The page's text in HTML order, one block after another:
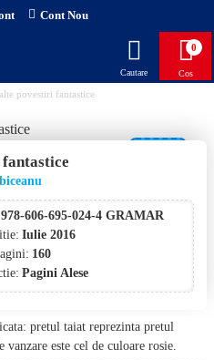
Cont Nou
0
povestiri fantastice
978-606-695-024-4 GRAMAR
Iulie 2016
160
Pagini Alese
pretul taiat reprezinta pretul
este cel de culoare rosie.